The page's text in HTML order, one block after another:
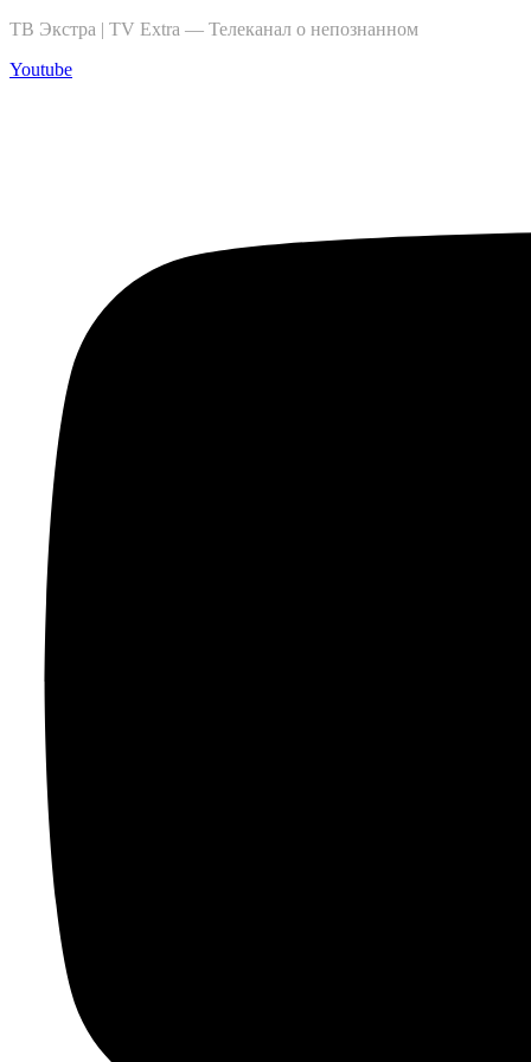
ТВ Экстра | TV Extra — Телеканал о непознанном
Youtube